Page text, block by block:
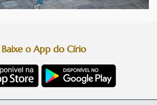
Baixe o App do Círio